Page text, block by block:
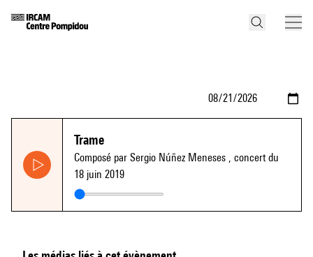
Trame
Composé par Sergio Núñez Meneses , concert du
18 juin 2019